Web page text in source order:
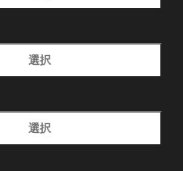
選択
選択